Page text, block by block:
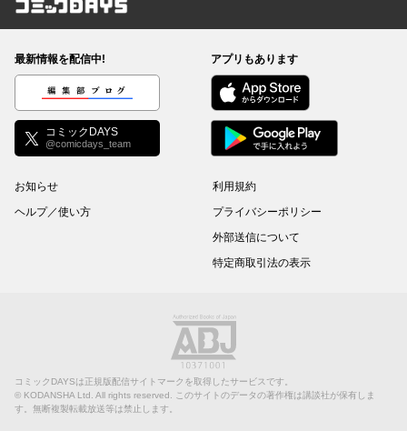
コミックDAYS
最新情報を配信中!
編集部ブログ
コミックDAYS
@comicdays_team
アプリもあります
お知らせ
ヘルプ／使い方
利用規約
プライバシーポリシー
外部送信について
特定商取引法の表示
コミックDAYSは正規版配信サイトマークを取得したサービスです。
© KODANSHA Ltd. All rights reserved. このサイトのデータの著作権は講談社が保有しま
す。無断複製転載放送等は禁止します。